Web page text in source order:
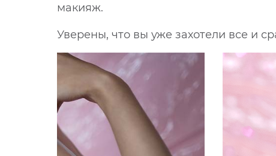
макияж.
Уверены, что вы уже захотели все и